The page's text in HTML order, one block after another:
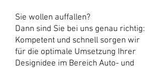
Sie wollen auffallen?
Dann sind Sie bei uns genau richtig:
Kompetent und schnell sorgen wir
für die optimale Umsetzung Ihrer
Designidee im Bereich Auto- und